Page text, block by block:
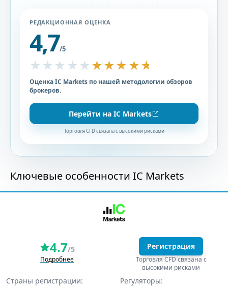
РЕДАКЦИОННАЯ ОЦЕНКА
4,7/5
★★★★★ ★★★★★
Оценка IC Markets по нашей методологии обзоров
брокеров.
Перейти на IC Markets
Торговля CFD связана с высокими рисками
Ключевые особенности IC Markets
4.7/5
Подробнее
Регистрация
Торговля CFD связана с
высокими рисками
Страны регистрации: Регуляторы: